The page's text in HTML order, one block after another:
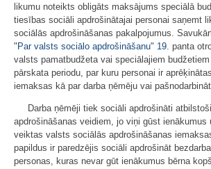
likumu noteikts obligāts maksājums speciālā
tiesības sociāli apdrošinātajai personai saņemt
sociālās apdrošināšanas pakalpojumus.
" Par valsts sociālo apdrošināšanu" 19. panta
valsts pamatbudžeta vai speciālajiem
pārskata periodu, par kuru personai ir
iemaksas kā par darba ņēmēju vai
Darba ņēmēji tiek sociāli apdrošināti
apdrošināšanas veidiem, jo viņi gūst ienākumus
veiktas valsts sociālās apdrošināšanas
papildus ir paredzējis sociāli apdrošināt
personas, kuras nevar gūt ienākumus bērna